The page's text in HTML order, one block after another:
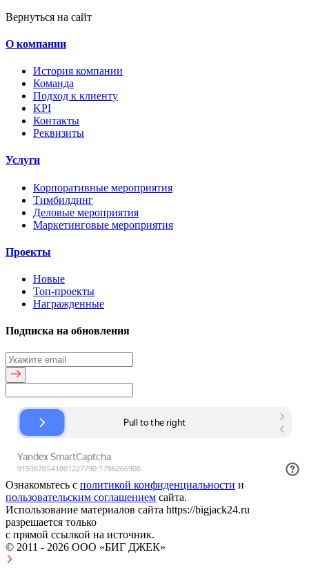
Вернуться на сайт
О компании
История компании
Команда
Подход к клиенту
KPI
Контакты
Реквизиты
Услуги
Корпоративные мероприятия
Тимбилдинг
Деловые мероприятия
Маркетинговые мероприятия
Проекты
Новые
Топ-проекты
Награжденные
Подписка на обновления
Ознакомьтесь с политикой конфиденциальности и
пользовательским соглашением сайта.
Использование материалов сайта https://bigjack24.ru
разрешается только
с прямой ссылкой на источник.
© 2011 - 2026 ООО «БИГ ДЖЕК»